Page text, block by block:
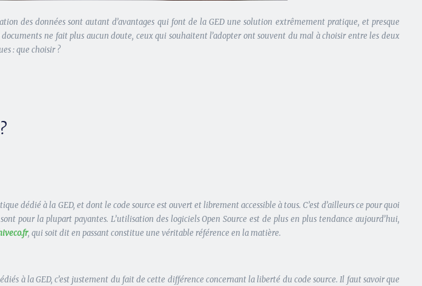
des données sont autant d’avantages qui font de la GED une solution extrêmement pratique, et presque
ne fait plus aucun doute, ceux qui souhaitent l’adopter ont souvent du mal à choisir entre les deux
: que choisir ?
dédié à la GED, et dont le code source est ouvert et librement accessible à tous. C’est d’ailleurs ce pour quoi
pour la plupart payantes. L’utilisation des logiciels Open Source est de plus en plus tendance aujourd’hui,
, qui soit dit en passant constitue une véritable référence en la matière.
à la GED, c’est justement du fait de cette différence concernant la liberté du code source. Il faut savoir que